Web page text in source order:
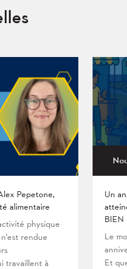
Pepetone,
alimentaire
physique
rendue
travaillent à
Un
BIEN
Le
Et